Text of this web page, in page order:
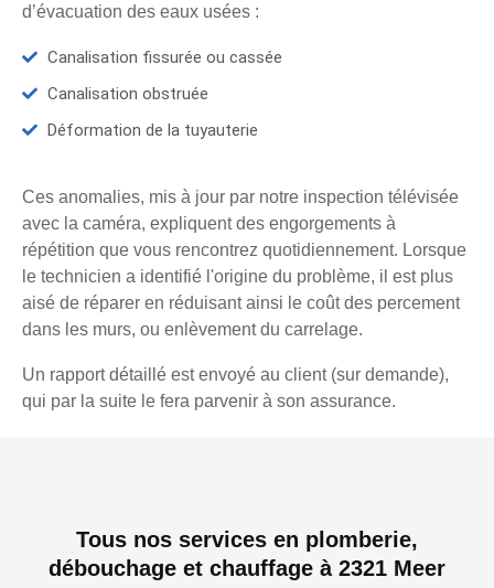
d’évacuation des eaux usées :
Canalisation fissurée ou cassée
Canalisation obstruée
Déformation de la tuyauterie
Ces anomalies, mis à jour par notre inspection télévisée
avec la caméra, expliquent des engorgements à
répétition que vous rencontrez quotidiennement. Lorsque
le technicien a identifié l'origine du problème, il est plus
aisé de réparer en réduisant ainsi le coût des percement
dans les murs, ou enlèvement du carrelage.
Un rapport détaillé est envoyé au client (sur demande),
qui par la suite le fera parvenir à son assurance.
Tous nos services en plomberie,
débouchage et chauffage à 2321 Meer